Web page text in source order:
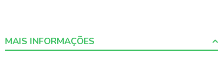
MAIS INFORMAÇÕES